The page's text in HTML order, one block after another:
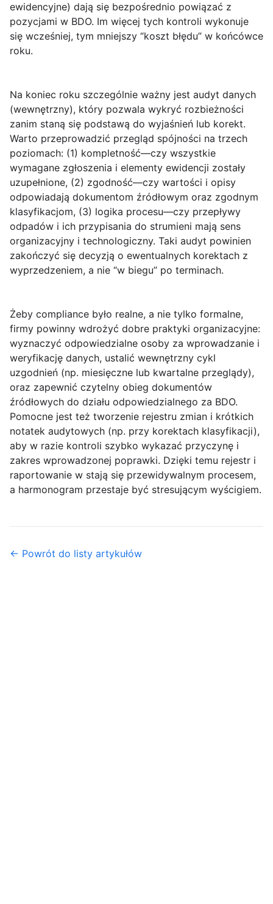
ewidencyjne) dają się bezpośrednio powiązać z
pozycjami w BDO. Im więcej tych kontroli wykonuje
się wcześniej, tym mniejszy “koszt błędu” w końcówce
roku.
Na koniec roku szczególnie ważny jest audyt danych
(wewnętrzny), który pozwala wykryć rozbieżności
zanim staną się podstawą do wyjaśnień lub korekt.
Warto przeprowadzić przegląd spójności na trzech
poziomach: (1) kompletność—czy wszystkie
wymagane zgłoszenia i elementy ewidencji zostały
uzupełnione, (2) zgodność—czy wartości i opisy
odpowiadają dokumentom źródłowym oraz zgodnym
klasyfikacjom, (3) logika procesu—czy przepływy
odpadów i ich przypisania do strumieni mają sens
organizacyjny i technologiczny. Taki audyt powinien
zakończyć się decyzją o ewentualnych korektach z
wyprzedzeniem, a nie “w biegu” po terminach.
Żeby compliance było realne, a nie tylko formalne,
firmy powinny wdrożyć dobre praktyki organizacyjne:
wyznaczyć odpowiedzialne osoby za wprowadzanie i
weryfikację danych, ustalić wewnętrzny cykl
uzgodnień (np. miesięczne lub kwartalne przeglądy),
oraz zapewnić czytelny obieg dokumentów
źródłowych do działu odpowiedzialnego za BDO.
Pomocne jest też tworzenie rejestru zmian i krótkich
notatek audytowych (np. przy korektach klasyfikacji),
aby w razie kontroli szybko wykazać przyczynę i
zakres wprowadzonej poprawki. Dzięki temu rejestr i
raportowanie w stają się przewidywalnym procesem,
a harmonogram przestaje być stresującym wyścigiem.
← Powrót do listy artykułów